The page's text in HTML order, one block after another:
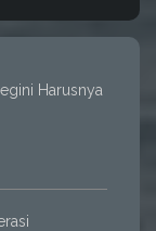
Harusnya